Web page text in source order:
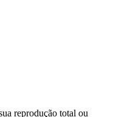
reprodução total ou